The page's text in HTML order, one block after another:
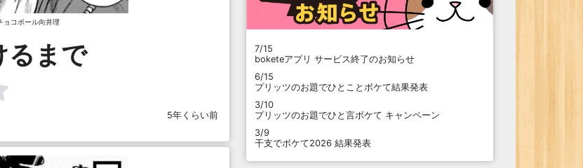
ョコボール向井理
るまで
5年くらい前
7/15
boketeアプリ サービス終了のお知らせ
6/15
プリッツのお題でひとことボケて結果発表
3/10
プリッツのお題でひと言ボケて キャンペーン
3/9
干支でボケて2026 結果発表